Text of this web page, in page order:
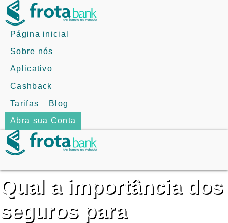
Skip
to
content
Página inicial
Sobre nós
Aplicativo
Cashback
Tarifas
Blog
Abra sua Conta
Qual a importância dos
seguros para